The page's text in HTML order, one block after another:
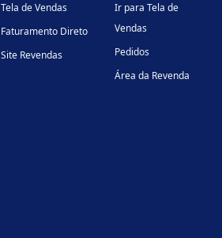
Tela de Vendas
Faturamento Direto
Site Revendas
Ir para Tela de
Vendas
Pedidos
Área da Revenda